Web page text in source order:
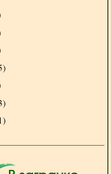
)
)
)